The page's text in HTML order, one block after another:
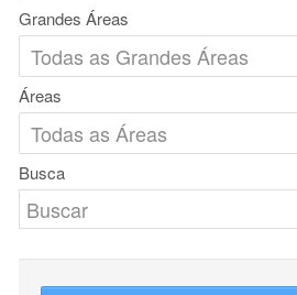
Grandes Áreas
Áreas
Busca